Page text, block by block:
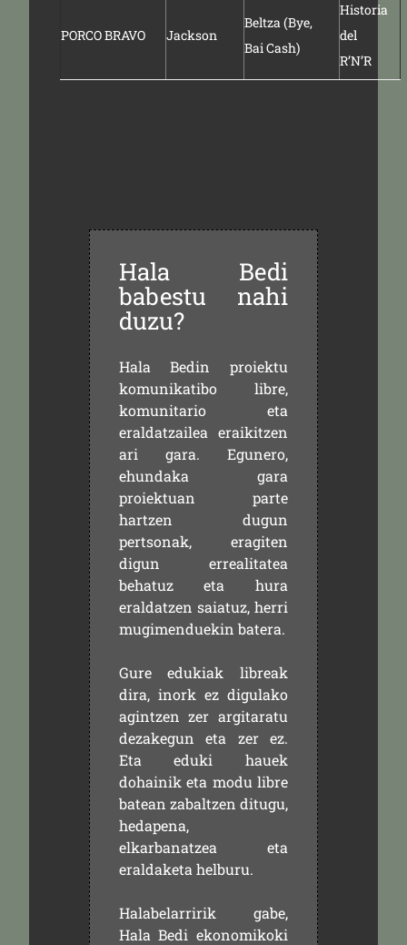
PORCO BRAVO Jackson
Beltza (Bye,
Bai Cash)
Historia
del
R’N’R
Hala Bedi
babestu nahi
duzu?
Hala Bedin proiektu
komunikatibo libre,
komunitario eta
eraldatzailea eraikitzen
ari gara. Egunero,
ehundaka gara
proiektuan parte
hartzen dugun
pertsonak, eragiten
digun errealitatea
behatuz eta hura
eraldatzen saiatuz, herri
mugimenduekin batera.
Gure edukiak libreak
dira, inork ez digulako
agintzen zer argitaratu
dezakegun eta zer ez.
Eta eduki hauek
dohainik eta modu libre
batean zabaltzen ditugu,
hedapena,
elkarbanatzea eta
eraldaketa helburu.
Halabelarririk gabe,
Hala Bedi ekonomikoki